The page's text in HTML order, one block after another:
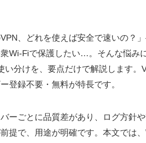
VPN、どれを使えば安全で速いの
Wi‑Fiで保護したい…。そんな悩み
い分けを、要点だけで解説します
登録不要・無料が特長です。
ーごとに品質差があり、ログ方針
提で、用途が明確です。本文では